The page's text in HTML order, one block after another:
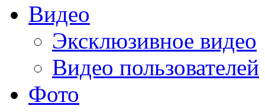
Видео
Эксклюзивное видео
Видео пользователей
Фото